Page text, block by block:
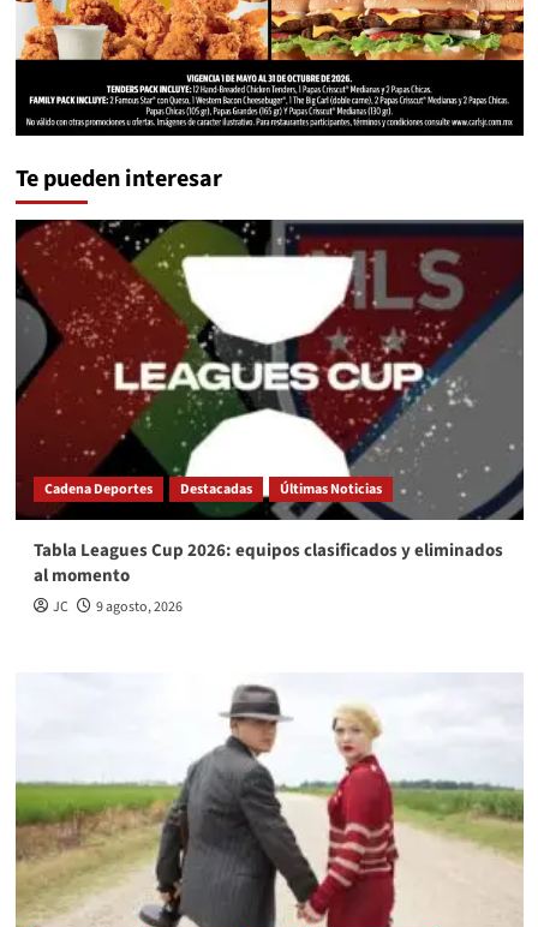
Te pueden interesar
Cadena Deportes Destacadas Últimas Noticias
Tabla Leagues Cup 2026: equipos clasificados y eliminados
al momento
JC 9 agosto, 2026